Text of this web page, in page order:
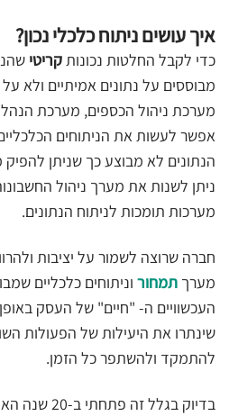
איך עושים ניתוח כלכלי נכון?
כדי לקבל החלטות נכונותקריטי
מבוססים על נתונים אמיתיים ולא
מערכת ניהול הכספים, מערכת
אפשר לעשות את הניתוחים
הנתונים לא מבוצע כך שניתן
ניתן לשנות את מערך ניהול
מערכות תומכות לניתוח הנתונים.
חברה שרוצה לשמור על יציבות
מערך תמחור וניתוחים כלכליים
העכשוויים ה- "חיים" של העסק
שינתרו את היעילות של הפעולות
להתמקד ולהשתפר כל הזמן.
בדיוק בגלל זה פתחתי ב-20 שנה האחרונות את